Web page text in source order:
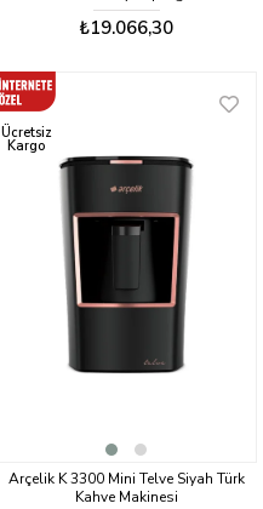
₺19.066,30
Arçelik K 3300 Mini Telve Siyah Türk
Kahve Makinesi
Ücretsiz
Kargo